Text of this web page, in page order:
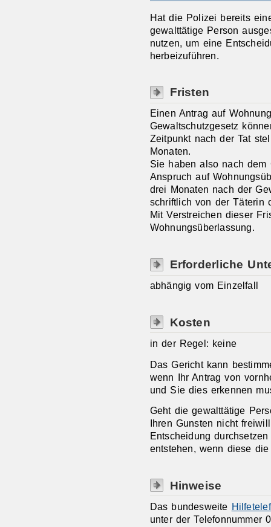
Hat die Polizei bereits
gewalttätige Person
nutzen, um eine
herbeizuführen.
Fristen
Einen Antrag auf
Gewaltschutzgesetz
Zeitpunkt nach der Tat
Monaten.
Sie haben also nach dem
Anspruch auf
drei Monaten nach der
schriftlich von der Täterin
Mit Verstreichen dieser
Wohnungsüberlassung.
Erforderliche
abhängig vom Einzelfall
Kosten
in der Regel: keine
Das Gericht kann
wenn Ihr Antrag von
und Sie dies erkennen
Geht die gewalttätige
Ihren Gunsten nicht
Entscheidung
entstehen, wenn diese
Hinweise
Das bundesweite
unter der Telefonnummer